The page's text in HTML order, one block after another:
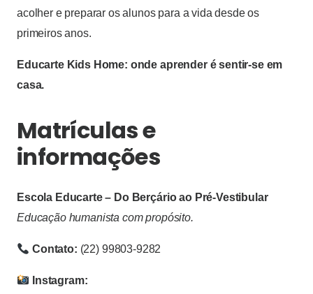
acolher e preparar os alunos para a vida desde os
primeiros anos.
Educarte Kids Home: onde aprender é sentir-se em
casa.
Matrículas e
informações
Escola Educarte – Do Berçário ao Pré-Vestibular
Educação humanista com propósito.
Contato: (22) 99803-9282
Instagram: